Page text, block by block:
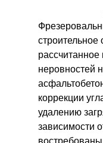
строительное
неровностей
коррекции
удалению
зависимости